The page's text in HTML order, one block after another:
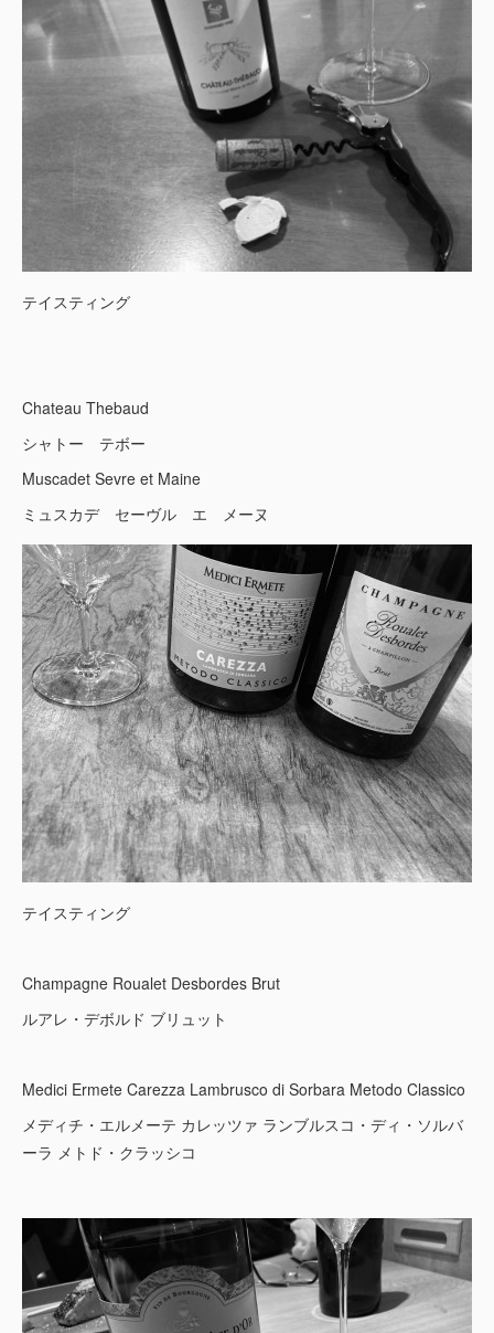
テイスティング
Chateau Thebaud
シャトー テボー
Muscadet Sevre et Maine
ミュスカデ セーヴル エ メーヌ
テイスティング
Champagne Roualet Desbordes Brut
ルアレ・デボルド ブリュット
Medici Ermete Carezza Lambrusco di Sorbara Metodo Classico
メディチ・エルメーテ カレッツァ ランブルスコ・ディ・ソルバ
ーラ メトド・クラッシコ